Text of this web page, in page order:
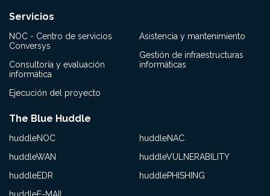
Servicios
NOC - Centro de servicios
Conversys
Consultoría y evaluación
informática
Ejecución del proyecto
Asistencia y mantenimiento
Gestión de infraestructuras
informáticas
The Blue Huddle
huddleNOC
huddleWAN
huddleEDR
huddleNAC
huddleVULNERABILITY
huddlePHISHING